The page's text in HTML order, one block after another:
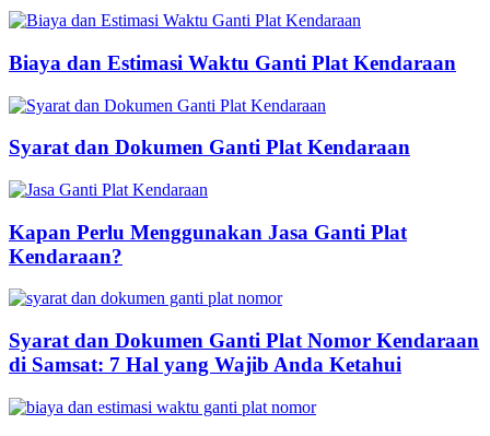
Biaya dan Estimasi Waktu Ganti Plat Kendaraan
Syarat dan Dokumen Ganti Plat Kendaraan
Kapan Perlu Menggunakan Jasa Ganti Plat
Kendaraan?
Syarat dan Dokumen Ganti Plat Nomor Kendaraan
di Samsat: 7 Hal yang Wajib Anda Ketahui